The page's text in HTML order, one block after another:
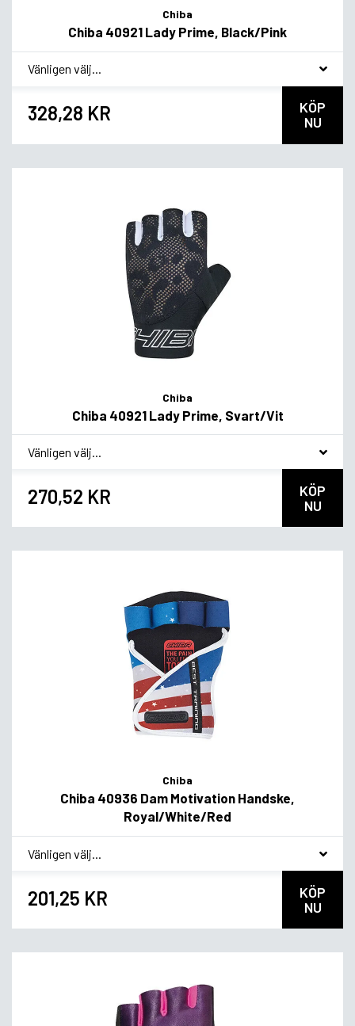
Chiba
Chiba 40921 Lady Prime, Black/Pink
* Smakvariant
328,28 KR
KÖP
NU
Chiba
Chiba 40921 Lady Prime, Svart/Vit
* Smakvariant
270,52 KR
KÖP
NU
Chiba
Chiba 40936 Dam Motivation Handske,
Royal/White/Red
* Smakvariant
201,25 KR
KÖP
NU